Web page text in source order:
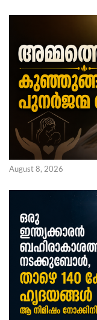
August 8, 2026